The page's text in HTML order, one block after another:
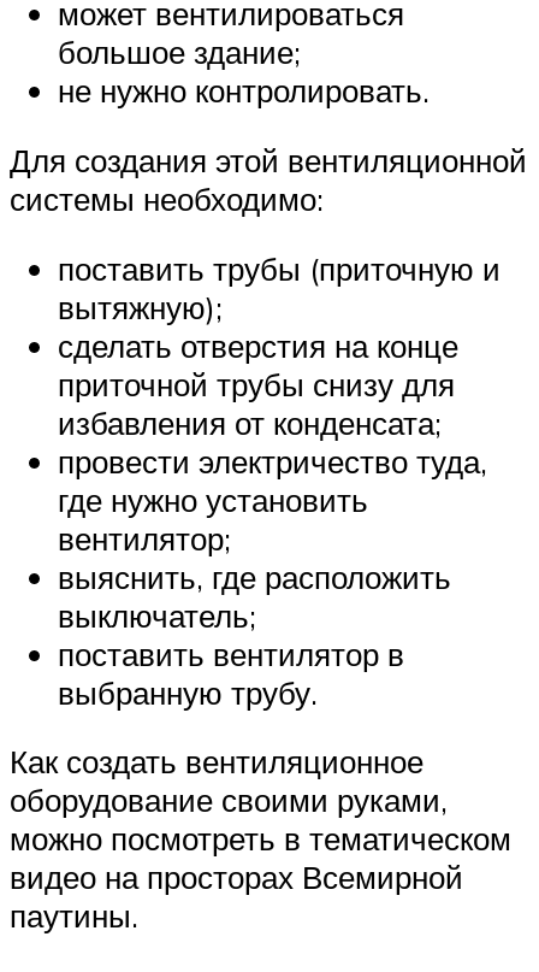
может вентилироваться
большое здание;
не нужно контролировать.
Для создания этой вентиляционной
системы необходимо:
поставить трубы (приточную и
вытяжную);
сделать отверстия на конце
приточной трубы снизу для
избавления от конденсата;
провести электричество туда,
где нужно установить
вентилятор;
выяснить, где расположить
выключатель;
поставить вентилятор в
выбранную трубу.
Как создать вентиляционное
оборудование своими руками,
можно посмотреть в тематическом
видео на просторах Всемирной
паутины.